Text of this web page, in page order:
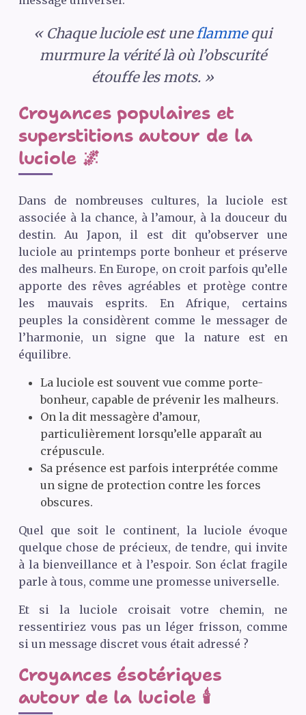
« Chaque luciole est une flammequi
murmure la vérité là où l’obscurité
étouffe les mots. »
Croyances populaires et
superstitions autour de la
luciole 🌌
Dans de nombreuses cultures, la luciole est
associée à la chance, à l’amour, à la douceur du
destin. Au Japon, il est dit qu’observer une
luciole au printemps porte bonheur et préserve
des malheurs. En Europe, on croit parfois qu’elle
apporte des rêves agréables et protège contre
les mauvais esprits. En Afrique, certains
peuples la considèrent comme le messager de
l’harmonie, un signe que la nature est en
équilibre.
La luciole est souvent vue comme porte-
bonheur, capable de prévenir les malheurs.
On la dit messagère d’amour,
particulièrement lorsqu’elle apparaît au
crépuscule.
Sa présence est parfois interprétée comme
un signe de protection contre les forces
obscures.
Quel que soit le continent, la luciole évoque
quelque chose de précieux, de tendre, qui invite
à la bienveillance et à l’espoir. Son éclat fragile
parle à tous, comme une promesse universelle.
Et si la luciole croisait votre chemin, ne
ressentiriez vous pas un léger frisson, comme
si un message discret vous était adressé ?
Croyances ésotériques
autour de la luciole 🕯️